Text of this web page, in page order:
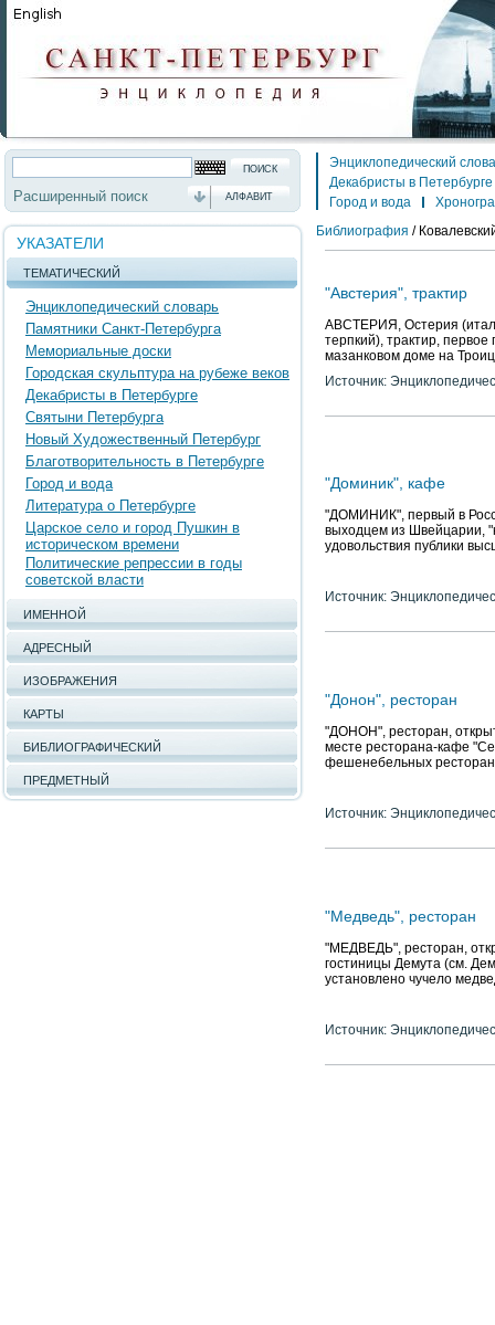
Расширенный поиск АЛФАВИТ
УКАЗАТЕЛИ
ТЕМАТИЧЕСКИЙ
Энциклопедический словарь
Памятники Санкт-Петербурга
Мемориальные доски
Городская скульптура на рубеже веков
Декабристы в Петербурге
Святыни Петербурга
Новый Художественный Петербург
Благотворительность в Петербурге
Город и вода
Литература о Петербурге
Царское село и город Пушкин в
историческом времени
Политические репрессии в годы
советской власти
ИМЕННОЙ
АДРЕСНЫЙ
ИЗОБРАЖЕНИЯ
КАРТЫ
БИБЛИОГРАФИЧЕСКИЙ
ПРЕДМЕТНЫЙ
Энциклопедический
Декабристы в Петербурге
Город и вода
Библиография /
"Австерия", трактир
АВСТЕРИЯ, Остерия (итал.
терпкий), трактир,
мазанковом доме на
Источник:
"Доминик", кафе
"ДОМИНИК", первый в
выходцем из Швейцарии,
удовольствия публики
Источник:
"Донон", ресторан
"ДОНОН", ресторан,
месте ресторана-кафе
фешенебельных
Источник:
"Медведь", ресторан
"МЕДВЕДЬ", ресторан,
гостиницы Демута (см.
установлено чучело
Источник: